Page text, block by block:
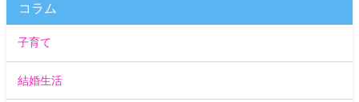
コラム
子育て
結婚生活